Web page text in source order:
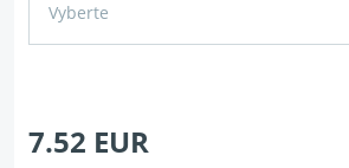
Vyberte
7.52 EUR